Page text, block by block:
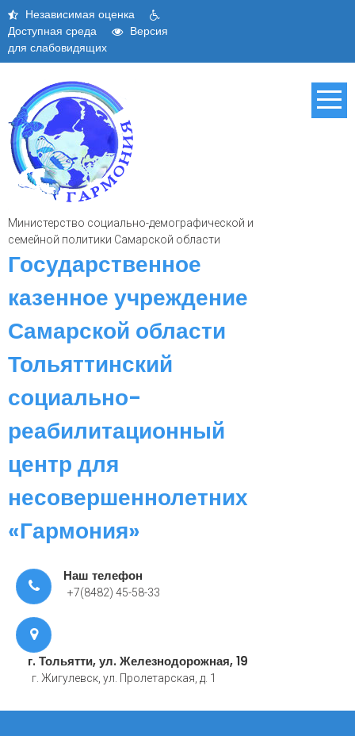
Skip
content
Независимая оценка
Доступная среда
Версия
для слабовидящих
Министерство социально-демографической и
семейной политики Самарской области
Государственное
казенное учреждение
Самарской области
Тольяттинский
социально-
реабилитационный
центр для
несовершеннолетних
«Гармония»
Наш телефон
+7(8482) 45-58-33
г. Тольятти, ул. Железнодорожная, 19
г. Жигулевск, ул. Пролетарская, д. 1